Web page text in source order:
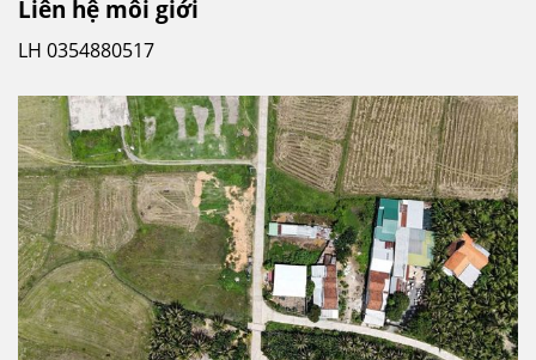
Liên hệ môi giới
LH 0354880517